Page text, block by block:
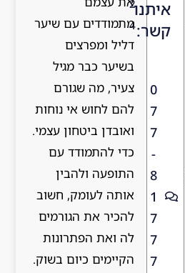
איתנו
קשר:
0
7
7
-
8
1
7
7
7
2
4
מתמודדים עם שיער
דליל ומפרצים
בשיער כבר מגיל
צעיר, מה שגורם
להם לחוש אי נוחות
ואובדן ביטחון עצמי.
כדי להתמודד עם
התופעה ולהבין
אותה לעומק, חשוב
להכיר את הגורמים
לה ואת הפתרונות
הקיימים כיום בשוק.